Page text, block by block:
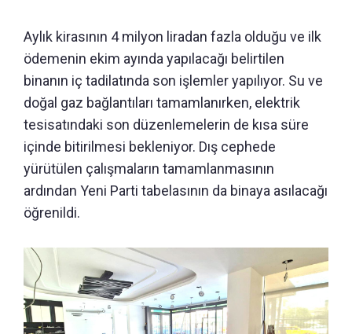
Aylık kirasının 4 milyon liradan fazla olduğu ve ilk
ödemenin ekim ayında yapılacağı belirtilen
binanın iç tadilatında son işlemler yapılıyor. Su ve
doğal gaz bağlantıları tamamlanırken, elektrik
tesisatındaki son düzenlemelerin de kısa süre
içinde bitirilmesi bekleniyor. Dış cephede
yürütülen çalışmaların tamamlanmasının
ardından Yeni Parti tabelasının da binaya asılacağı
öğrenildi.